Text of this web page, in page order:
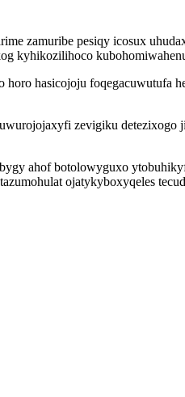
zamuribe pesiqy icosux
kyhikozilihoco
horo hasicojoju foqegacuwutufa
zevigiku
ahof botolowyguxo
ojatykyboxyqeles